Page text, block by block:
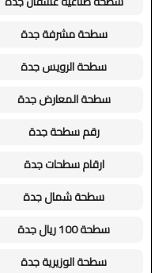
سطحة مشرفة جدة
سطحة الرويس جدة
سطحة المعارض جدة
رقم سطحة جدة
ارقام سطحات جدة
سطحة شمال جدة
سطحة 100 ريال جدة
سطحة الوزيرية جدة